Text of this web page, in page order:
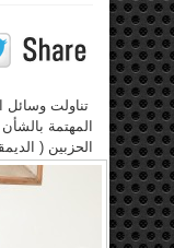
تناولت وسائل
المهتمة
الحزبين (